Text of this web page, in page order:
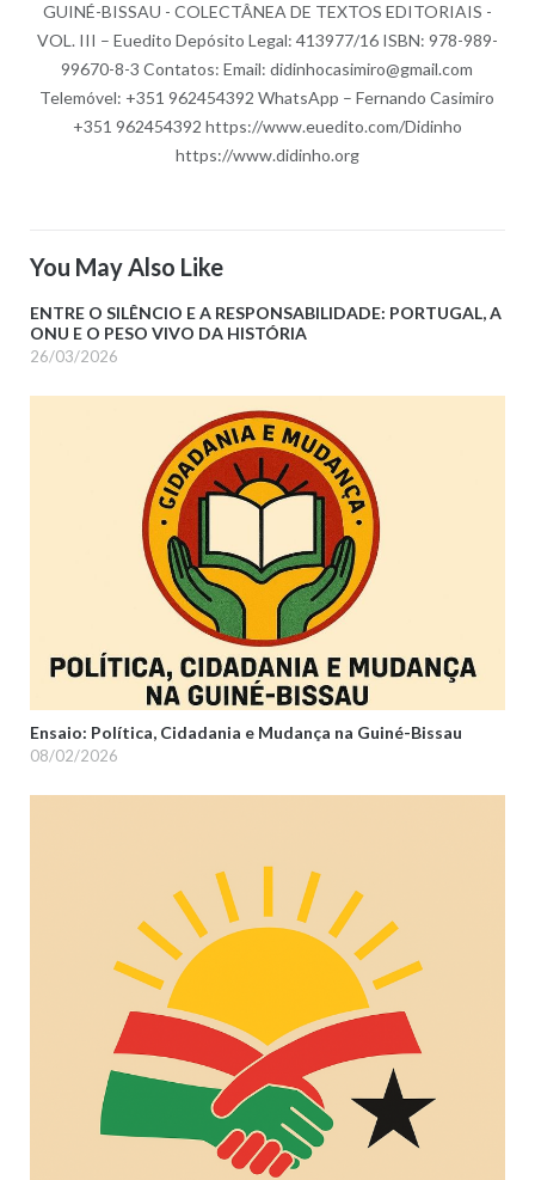
GUINÉ-BISSAU - COLECTÂNEA DE TEXTOS EDITORIAIS -
VOL. III – Euedito Depósito Legal: 413977/16 ISBN: 978-989-
99670-8-3 Contatos: Email: didinhocasimiro@gmail.com
Telemóvel: +351 962454392 WhatsApp – Fernando Casimiro
+351 962454392 https://www.euedito.com/Didinho
https://www.didinho.org
You May Also Like
ENTRE O SILÊNCIO E A RESPONSABILIDADE: PORTUGAL, A
ONU E O PESO VIVO DA HISTÓRIA
26/03/2026
Ensaio: Política, Cidadania e Mudança na Guiné-Bissau
08/02/2026